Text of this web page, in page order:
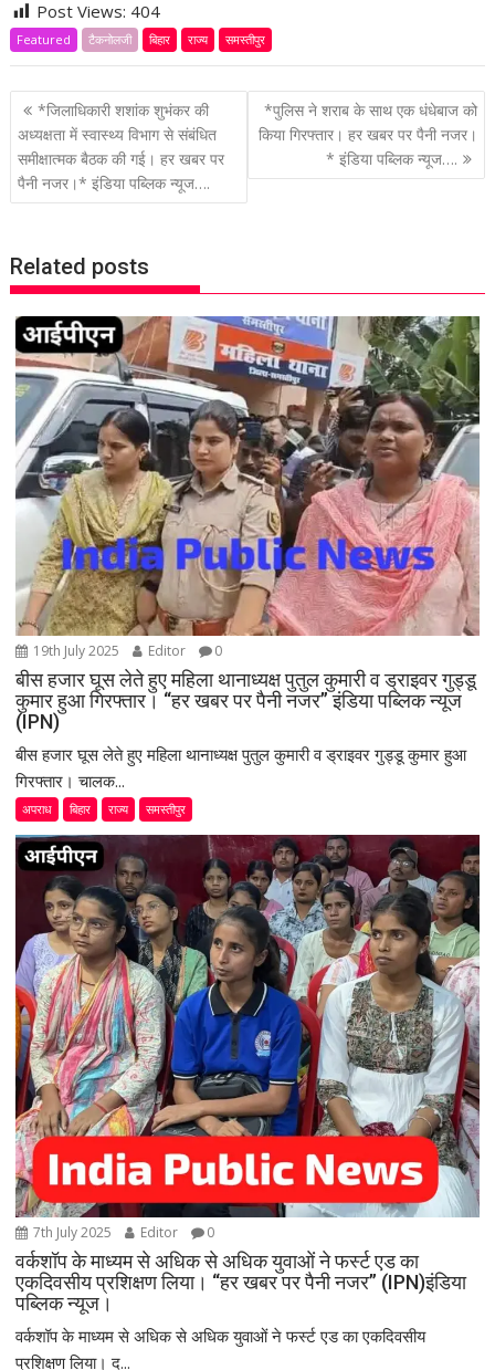
Post Views: 404
Featured टैकनोलजी बिहार राज्य समस्तीपुर
P
o
s
t
a
v
i
g
a
t
i
o
n
*जिलाधिकारी शशांक शुभंकर की
अध्यक्षता में स्वास्थ्य विभाग से संबंधित
समीक्षात्मक बैठक की गई। हर खबर पर
पैनी नजर।* इंडिया पब्लिक न्यूज….
*पुलिस ने शराब के साथ एक धंधेबाज को
किया गिरफ्तार। हर खबर पर पैनी नजर।
* इंडिया पब्लिक न्यूज….
Related posts
19th July 2025 Editor 0
बीस हजार घूस लेते हुए महिला थानाध्यक्ष पुतुल कुमारी व ड्राइवर गुड्डू
कुमार हुआ गिरफ्तार। “हर खबर पर पैनी नजर” इंडिया पब्लिक न्यूज
(IPN)
बीस हजार घूस लेते हुए महिला थानाध्यक्ष पुतुल कुमारी व ड्राइवर गुड्डू कुमार हुआ
गिरफ्तार। चालक...
अपराध बिहार राज्य समस्तीपुर
7th July 2025 Editor 0
वर्कशॉप के माध्यम से अधिक से अधिक युवाओं ने फर्स्ट एड का
एकदिवसीय प्रशिक्षण लिया। “हर खबर पर पैनी नजर” (IPN)इंडिया
पब्लिक न्यूज।
वर्कशॉप के माध्यम से अधिक से अधिक युवाओं ने फर्स्ट एड का एकदिवसीय
प्रशिक्षण लिया। द...